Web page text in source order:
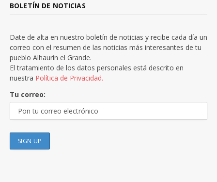
BOLETÍN DE NOTICIAS
Date de alta en nuestro boletín de noticias y recibe cada día un
correo con el resumen de las noticias más interesantes de tu
pueblo Alhaurín el Grande.
El tratamiento de los datos personales está descrito en
nuestra Política de Privacidad.
Tu correo: